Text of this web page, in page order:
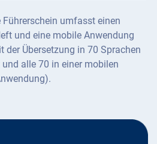
Führerschein umfasst einen
und eine mobile Anwendung
der Übersetzung in 70 Sprachen
alle 70 in einer mobilen